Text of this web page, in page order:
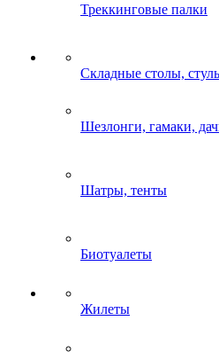
Треккинговые палки
Складные столы,
Шезлонги, гамаки,
Шатры, тенты
Биотуалеты
Жилеты